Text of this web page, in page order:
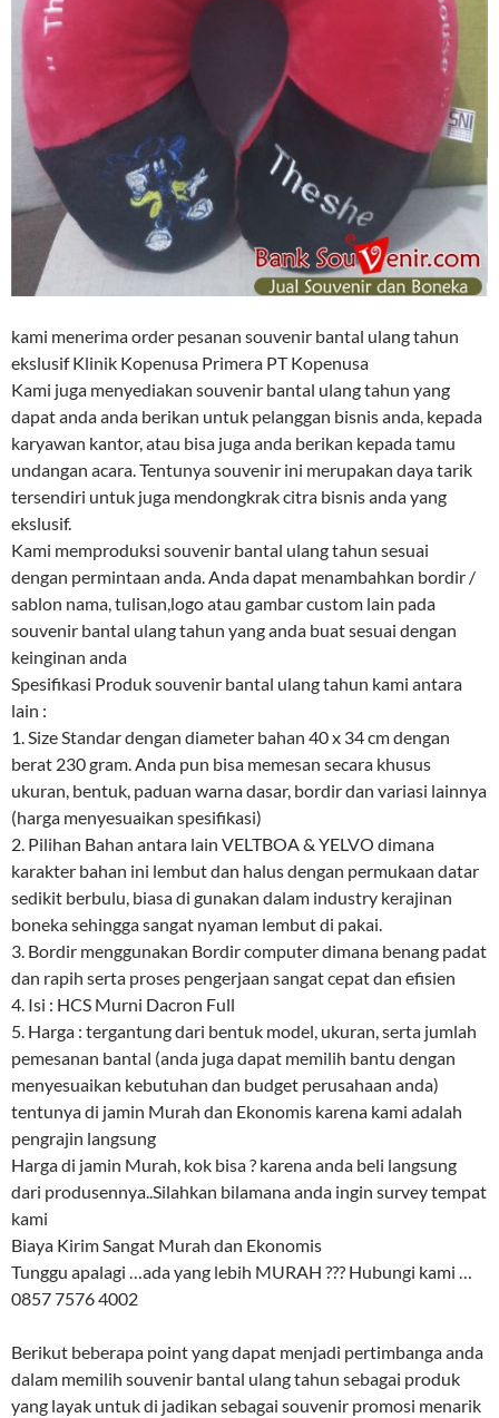
kami menerima order pesanan souvenir bantal ulang tahun
ekslusif Klinik Kopenusa Primera PT Kopenusa
Kami juga menyediakan souvenir bantal ulang tahun yang
dapat anda anda berikan untuk pelanggan bisnis anda, kepada
karyawan kantor, atau bisa juga anda berikan kepada tamu
undangan acara. Tentunya souvenir ini merupakan daya tarik
tersendiri untuk juga mendongkrak citra bisnis anda yang
ekslusif.
Kami memproduksi souvenir bantal ulang tahun sesuai
dengan permintaan anda. Anda dapat menambahkan bordir /
sablon nama, tulisan,logo atau gambar custom lain pada
souvenir bantal ulang tahun yang anda buat sesuai dengan
keinginan anda
Spesifikasi Produk souvenir bantal ulang tahun kami antara
lain :
1. Size Standar dengan diameter bahan 40 x 34 cm dengan
berat 230 gram. Anda pun bisa memesan secara khusus
ukuran, bentuk, paduan warna dasar, bordir dan variasi lainnya
(harga menyesuaikan spesifikasi)
2. Pilihan Bahan antara lain VELTBOA & YELVO dimana
karakter bahan ini lembut dan halus dengan permukaan datar
sedikit berbulu, biasa di gunakan dalam industry kerajinan
boneka sehingga sangat nyaman lembut di pakai.
3. Bordir menggunakan Bordir computer dimana benang padat
dan rapih serta proses pengerjaan sangat cepat dan efisien
4. Isi : HCS Murni Dacron Full
5. Harga : tergantung dari bentuk model, ukuran, serta jumlah
pemesanan bantal (anda juga dapat memilih bantu dengan
menyesuaikan kebutuhan dan budget perusahaan anda)
tentunya di jamin Murah dan Ekonomis karena kami adalah
pengrajin langsung
Harga di jamin Murah, kok bisa ? karena anda beli langsung
dari produsennya..Silahkan bilamana anda ingin survey tempat
kami
Biaya Kirim Sangat Murah dan Ekonomis
Tunggu apalagi …ada yang lebih MURAH ??? Hubungi kami …
0857 7576 4002
Berikut beberapa point yang dapat menjadi pertimbanga anda
dalam memilih souvenir bantal ulang tahun sebagai produk
yang layak untuk di jadikan sebagai souvenir promosi menarik